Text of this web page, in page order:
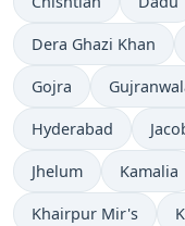
Dera Ghazi Khan
Gojra
Hyderabad
Jhelum Kamalia
Khairpur Mir's